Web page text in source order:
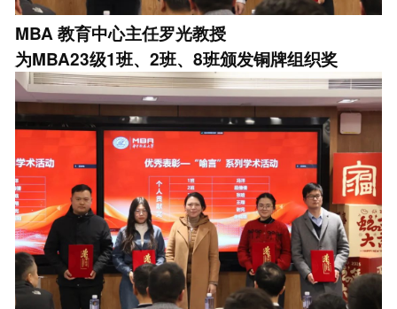
MBA教育中心主任罗光教授
为MBA23级1班、2班、8班颁发铜牌组织奖